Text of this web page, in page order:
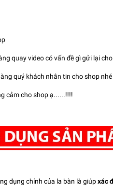
quay video có vấn đề gì gửi lại
quý khách nhắn tin cho shop
cảm cho shop ạ......!!!!
dụng chính của la bàn là giúpxác